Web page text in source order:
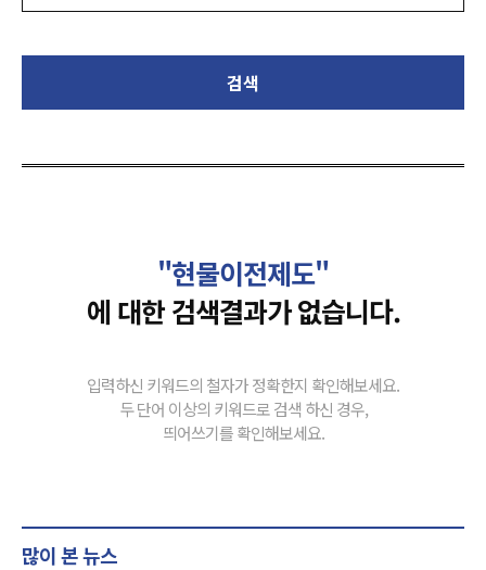
검색
"현물이전제도"
에 대한 검색결과가 없습니다.
입력하신 키워드의 철자가 정확한지 확인해보세요.
두 단어 이상의 키워드로 검색 하신 경우,
띄어쓰기를 확인해보세요.
많이 본 뉴스